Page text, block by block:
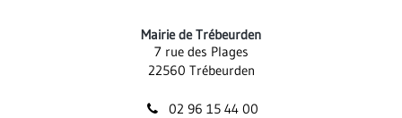
Mairie de Trébeurden
7 rue des Plages
22560 Trébeurden
02 96 15 44 00